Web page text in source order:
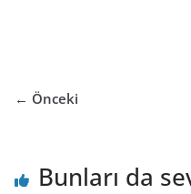
← Önceki
Bunları da